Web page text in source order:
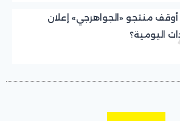
أوقف منتجو «الجواهرجي» إعلان
اليومية؟